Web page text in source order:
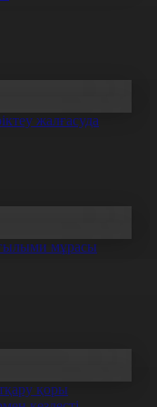
жалғасуда
мұрасы
қоры